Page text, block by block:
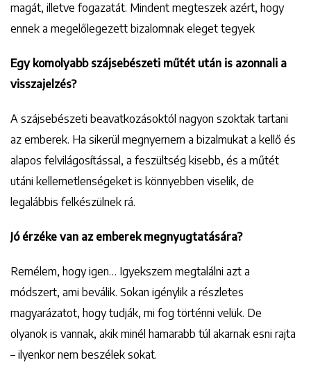
magát, illetve fogazatát. Mindent megteszek azért, hogy
ennek a megelőlegezett bizalomnak eleget tegyek
Egy komolyabb szájsebészeti műtét után is azonnali a
visszajelzés?
A szájsebészeti beavatkozásoktól nagyon szoktak tartani
az emberek. Ha sikerül megnyernem a bizalmukat a kellő és
alapos felvilágosítással, a feszültség kisebb, és a műtét
utáni kellemetlenségeket is könnyebben viselik, de
legalábbis felkészülnek rá.
Jó érzéke van az emberek megnyugtatására?
Remélem, hogy igen… Igyekszem megtalálni azt a
módszert, ami beválik. Sokan igénylik a részletes
magyarázatot, hogy tudják, mi fog történni velük. De
olyanok is vannak, akik minél hamarabb túl akarnak esni rajta
– ilyenkor nem beszélek sokat.